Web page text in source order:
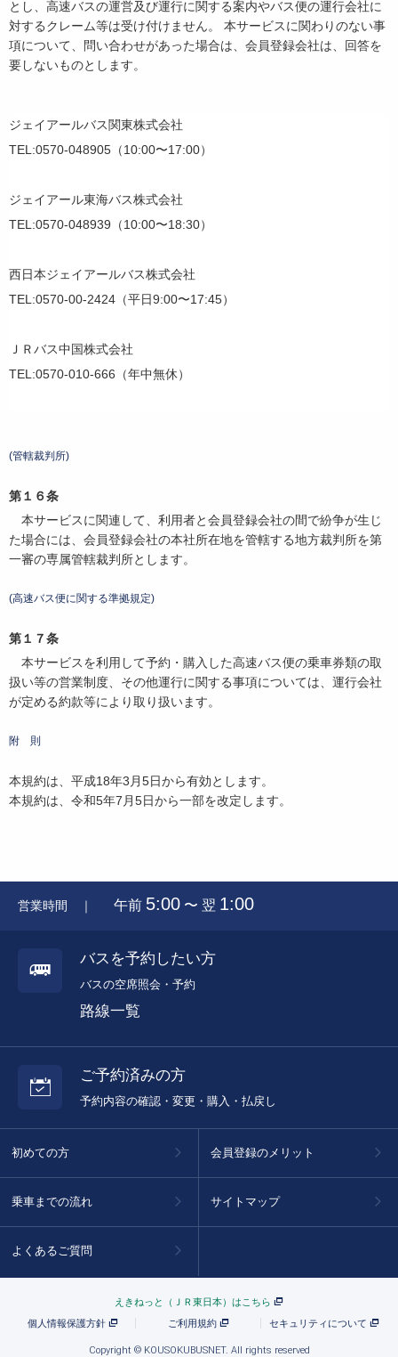
とし、高速バスの運営及び運行に関する案内やバス便の運行会社に
対するクレーム等は受け付けません。 本サービスに関わりのない事
項について、問い合わせがあった場合は、会員登録会社は、回答を
要しないものとします。
ジェイアールバス関東株式会社
TEL:0570-048905（10:00〜17:00）
ジェイアール東海バス株式会社
TEL:0570-048939（10:00〜18:30）
西日本ジェイアールバス株式会社
TEL:0570-00-2424（平日9:00〜17:45）
ＪＲバス中国株式会社
TEL:0570-010-666（年中無休）
(管轄裁判所)
第１６条
本サービスに関連して、利用者と会員登録会社の間で紛争が生じ
た場合には、会員登録会社の本社所在地を管轄する地方裁判所を第
一審の専属管轄裁判所とします。
(高速バス便に関する準拠規定)
第１７条
本サービスを利用して予約・購入した高速バス便の乗車券類の取
扱い等の営業制度、その他運行に関する事項については、運行会社
が定める約款等により取り扱います。
附 則
本規約は、平成18年3月5日から有効とします。
本規約は、令和5年7月5日から一部を改定します。
営業時間 ｜ 午前 5:00 〜 翌 1:00
バスを予約したい方
バスの空席照会・予約
路線一覧
ご予約済みの方
予約内容の確認・変更・購入・払戻し
初めての方
乗車までの流れ
よくあるご質問
会員登録のメリット
サイトマップ
えきねっと（ＪＲ東日本）はこちら
個人情報保護方針
ご利用規約 セキュリティについて
Copyright © KOUSOKUBUSNET. All rights reserved